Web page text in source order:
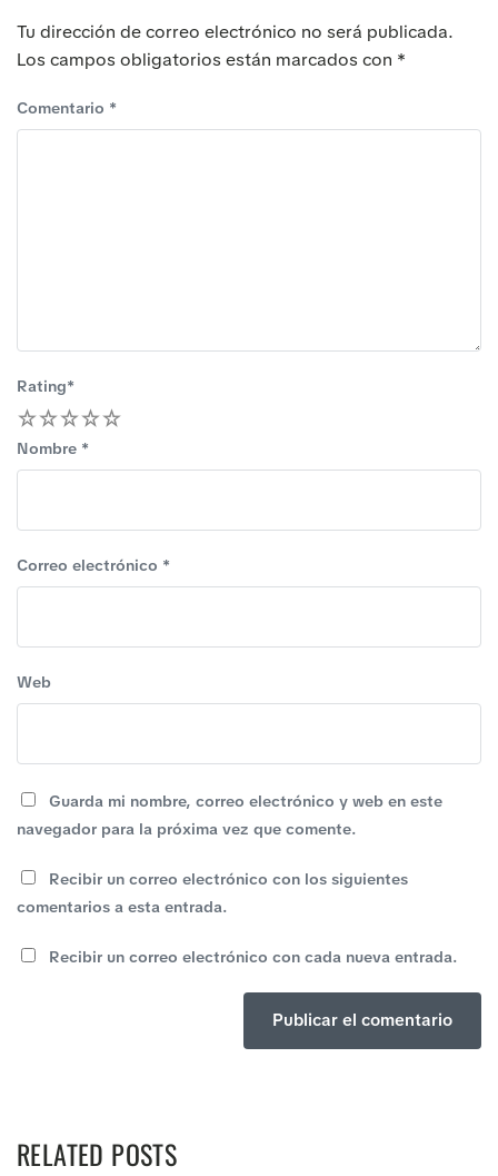
Tu dirección de correo electrónico no será publicada.
Los campos obligatorios están marcados con *
Comentario *
Rating*
5
4
3
2
Nombre *
Correo electrónico *
Web
Guarda mi nombre, correo electrónico y web en este
navegador para la próxima vez que comente.
Recibir un correo electrónico con los siguientes
comentarios a esta entrada.
Recibir un correo electrónico con cada nueva entrada.
RELATED POSTS